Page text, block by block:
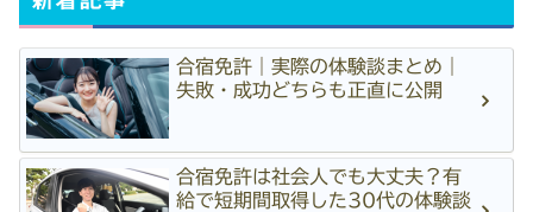
合宿免許｜実際の体験談まとめ｜
失敗・成功どちらも正直に公開
合宿免許は社会人でも大丈夫？有
給で短期間取得した30代の体験談